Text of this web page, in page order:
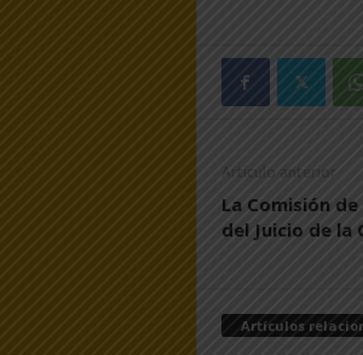
Artículo anterior
La Comisión
del Juicio de la
Artículos